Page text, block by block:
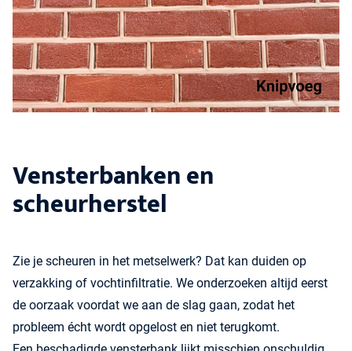
Vensterbanken en
scheurherstel
Zie je scheuren in het metselwerk? Dat kan duiden op
verzakking of vochtinfiltratie. We onderzoeken altijd eerst
de oorzaak voordat we aan de slag gaan, zodat het
probleem écht wordt opgelost en niet terugkomt.